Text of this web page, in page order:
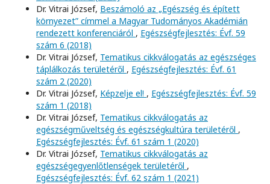
Dr. Vitrai József, Beszámoló az „Egészség és épített
környezet” címmel a Magyar Tudományos Akadémián
rendezett konferenciáról , Egészségfejlesztés: Évf. 59
szám 6 (2018)
Dr. Vitrai József, Tematikus cikkválogatás az egészséges
táplálkozás területéről , Egészségfejlesztés: Évf. 61
szám 2 (2020)
Dr. Vitrai József, Képzelje el! , Egészségfejlesztés: Évf. 59
szám 1 (2018)
Dr. Vitrai József, Tematikus cikkválogatás az
egészségműveltség és egészségkultúra területéről ,
Egészségfejlesztés: Évf. 61 szám 1 (2020)
Dr. Vitrai József, Tematikus cikkválogatás az
egészségegyenlőtlenségek területéről ,
Egészségfejlesztés: Évf. 62 szám 1 (2021)